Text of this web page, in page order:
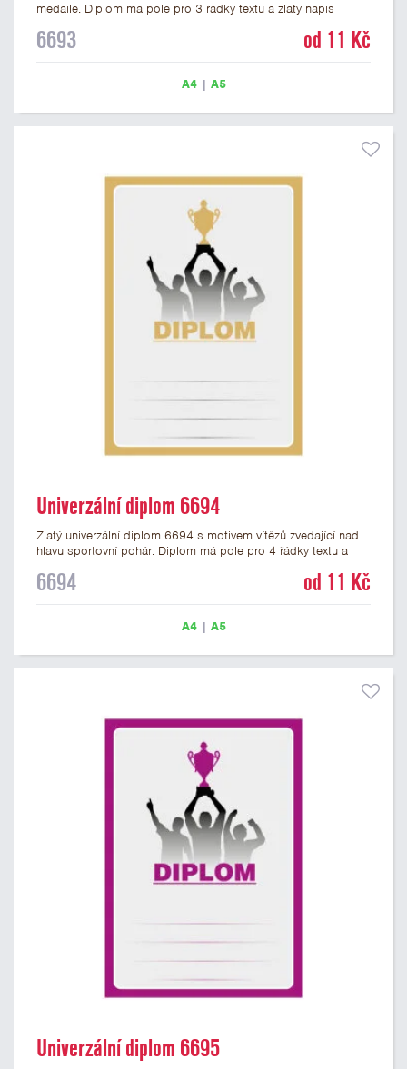
medaile. Diplom má pole pro 3 řádky textu a zlatý nápis
Tento univerzální diplom je vhodný pro většinu událostí, ke
6693 od 11 Kč
A4| A5
Univerzální diplom 6694
Zlatý univerzální diplom 6694 s motivem vítězů zvedající nad
hlavu sportovní pohár. Diplom má pole pro 4 řádky textu a
formátu A4 a A5. Tento univerzální diplom je vhodný pro
motivem vítězů s pohárem má gramáž 250 g/m2.
6694 od 11 Kč
A4| A5
Univerzální diplom 6695